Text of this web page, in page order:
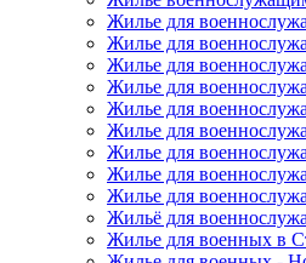
Жилье для
Жилье для
Жилье для
Жилье для
Жилье для
Жилье для
Жилье для
Жилье для
Жилье для
Жильё для
Жилье для военных в